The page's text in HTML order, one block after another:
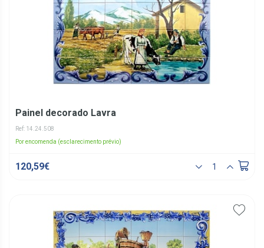
Painel decorado Lavra
Ref: 14.24.508
Por encomenda (esclarecimento prévio)
120,59€